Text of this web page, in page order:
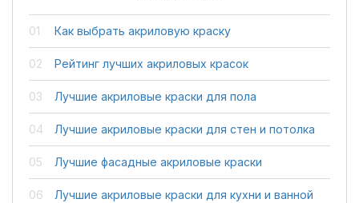
Как выбрать акриловую краску
Рейтинг лучших акриловых красок
Лучшие акриловые краски для пола
Лучшие акриловые краски для стен и потолка
Лучшие фасадные акриловые краски
Лучшие акриловые краски для кухни и ванной